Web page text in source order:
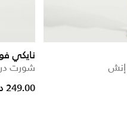
نايكي
شورت
249.00 درهم